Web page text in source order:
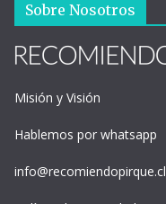
Sobre Nosotros
Misión y Visión
Hablemos por whatsapp
info@recomiendopirque.cl